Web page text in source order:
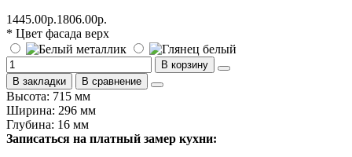
1445.00р.1806.00р.
* Цвет фасада верх
В корзину
В закладки
В сравнение
Высота: 715 мм
Ширина: 296 мм
Глубина: 16 мм
Записаться на платный замер кухни: